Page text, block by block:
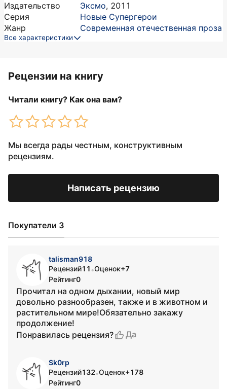
Издательство
Эксмо, 2011
Серия
Новые Супергерои
Жанр
Современная отечественная проза
Все характеристики
Рецензии на книгу
Читали книгу? Как она вам?
Мы всегда рады честным, конструктивным
рецензиям.
Написать рецензию
Покупатели 3
talisman918
Рецензий11 •Оценок+7
Рейтинг0
Прочитал на одном дыхании, новый мир
довольно разнообразен, также и в животном и
растительном мире!Обязательно закажу
продолжение!
Понравилась рецензия?
Да
Sk0rp
Рецензий132•Оценок+178
Рейтинг0